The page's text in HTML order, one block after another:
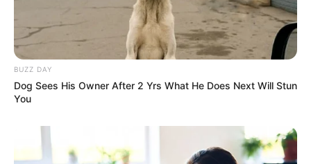
BUZZ DAY
Dog Sees His Owner After 2 Yrs What He Does Next Will Stun
You